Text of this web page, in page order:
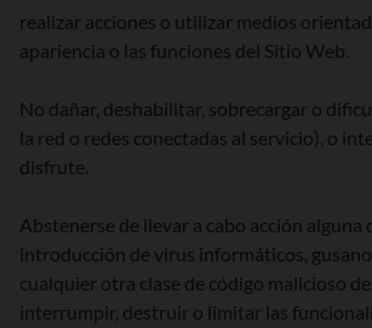
realizar acciones o utilizar medios
apariencia o las funciones del Sitio Web.
No dañar, deshabilitar, sobrecargar o
la red o redes conectadas al servicio), o
disfrute.
Abstenerse de llevar a cabo acción alguna
introducción de virus informáticos,
cualquier otra clase de código malicioso
interrumpir, destruir o limitar las